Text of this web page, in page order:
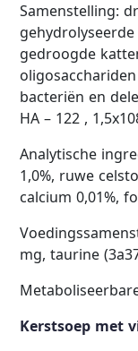
Samenstelling:
gehydrolyseerde
gedroogde
bacteriën en
HA – 122 ,
Analytische
1,0%, ruwe
calcium 0,01%,
mg, taurine
Kerstsoep met